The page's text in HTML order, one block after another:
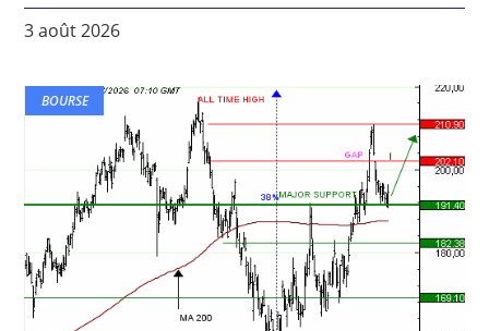
3 août 2026
BOURSE